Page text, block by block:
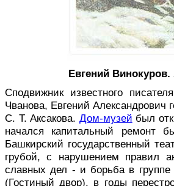
Евгений
Сподвижник известного
Чванова, Евгений
С. Т. Аксакова. Дом-музей был
начался капитальный ремонт
Башкирский го­сударственный
грубой, с нарушением правил
славных дел - и борьба в
(Гостиный двор), в годы